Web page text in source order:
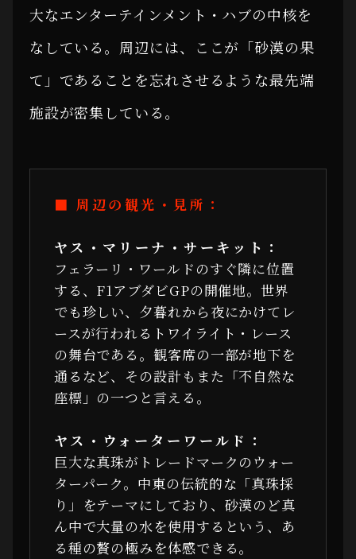
大なエンターテインメント・ハブの中核を
なしている。周辺には、ここが「砂漠の果
て」であることを忘れさせるような最先端
施設が密集している。
■ 周辺の観光・見所：
ヤス・マリーナ・サーキット：
フェラーリ・ワールドのすぐ隣に位置
する、F1アブダビGPの開催地。世界
でも珍しい、夕暮れから夜にかけてレ
ースが行われるトワイライト・レース
の舞台である。観客席の一部が地下を
通るなど、その設計もまた「不自然な
座標」の一つと言える。
ヤス・ウォーターワールド：
巨大な真珠がトレードマークのウォー
ターパーク。中東の伝統的な「真珠採
り」をテーマにしており、砂漠のど真
ん中で大量の水を使用するという、あ
る種の贅の極みを体感できる。